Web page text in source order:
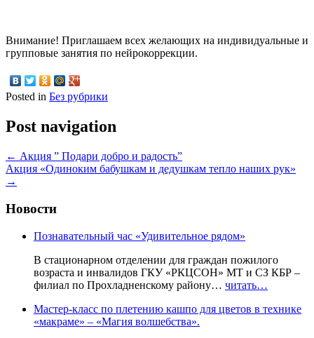
Внимание! Приглашаем всех желающих на индивидуальные и
групповые занятия по нейрокоррекции.
Posted in Без рубрики
Post navigation
← Акция ” Подари добро и радость”
Акция «Одиноким бабушкам и дедушкам тепло наших рук»
→
Новости
Познавательный час «Удивительное рядом»
В стационарном отделении для граждан пожилого
возраста и инвалидов ГКУ «РКЦСОН» МТ и СЗ КБР –
филиал по Прохладненскому району… читать…
Мастер-класс по плетению кашпо для цветов в технике
«макраме» – «Магия волшебства».